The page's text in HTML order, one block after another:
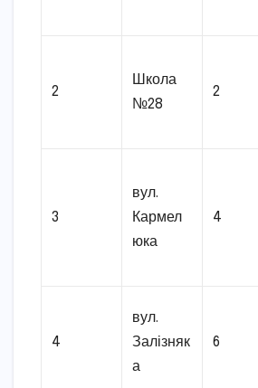
2
Школа
№28
2
3
вул.
Кармел
юка
4
4
вул.
Залізняк
а
6